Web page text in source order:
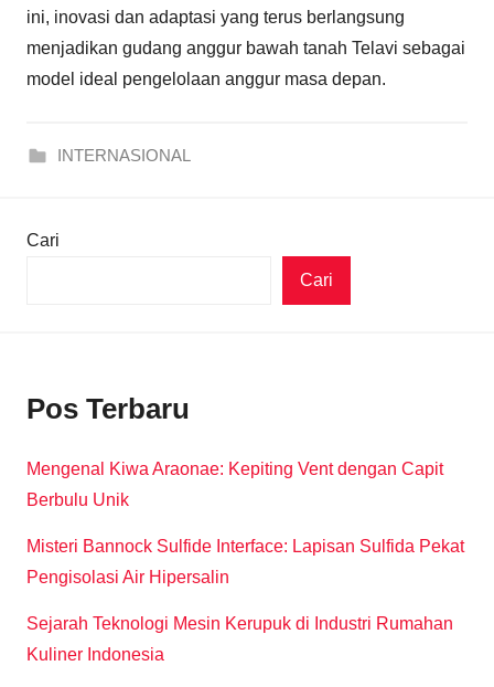
ini, inovasi dan adaptasi yang terus berlangsung
menjadikan gudang anggur bawah tanah Telavi sebagai
model ideal pengelolaan anggur masa depan.
INTERNASIONAL
Cari
Cari
Pos Terbaru
Mengenal Kiwa Araonae: Kepiting Vent dengan Capit
Berbulu Unik
Misteri Bannock Sulfide Interface: Lapisan Sulfida Pekat
Pengisolasi Air Hipersalin
Sejarah Teknologi Mesin Kerupuk di Industri Rumahan
Kuliner Indonesia